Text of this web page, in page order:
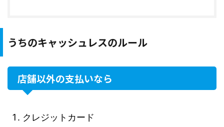
うちのキャッシュレスのルール
店舗以外の支払いなら
クレジットカード